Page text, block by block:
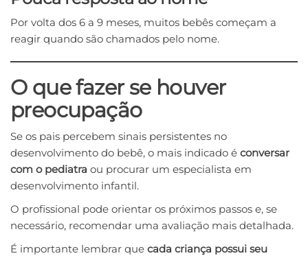
Por volta dos 6 a 9 meses, muitos bebês começam a
reagir quando são chamados pelo nome.
O que fazer se houver
preocupação
Se os pais percebem sinais persistentes no
desenvolvimento do bebê, o mais indicado é conversar
com o pediatra ou procurar um especialista em
desenvolvimento infantil.
O profissional pode orientar os próximos passos e, se
necessário, recomendar uma avaliação mais detalhada.
É importante lembrar que cada criança possui seu